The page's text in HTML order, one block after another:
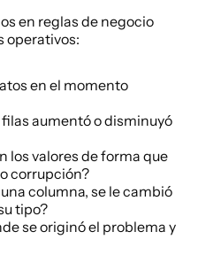
en reglas de negocio
operativos:
en el momento
aumentó o disminuyó
los valores de forma que
corrupción?
columna, se le cambió
tipo?
se originó el problema y